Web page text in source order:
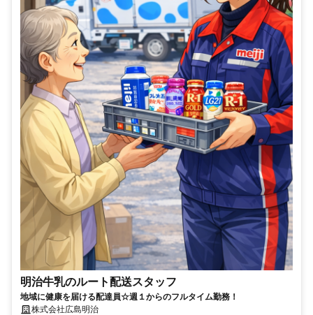
明治牛乳のルート配送スタッフ
地域に健康を届ける配達員☆週１からのフルタイム勤務！
株式会社広島明治